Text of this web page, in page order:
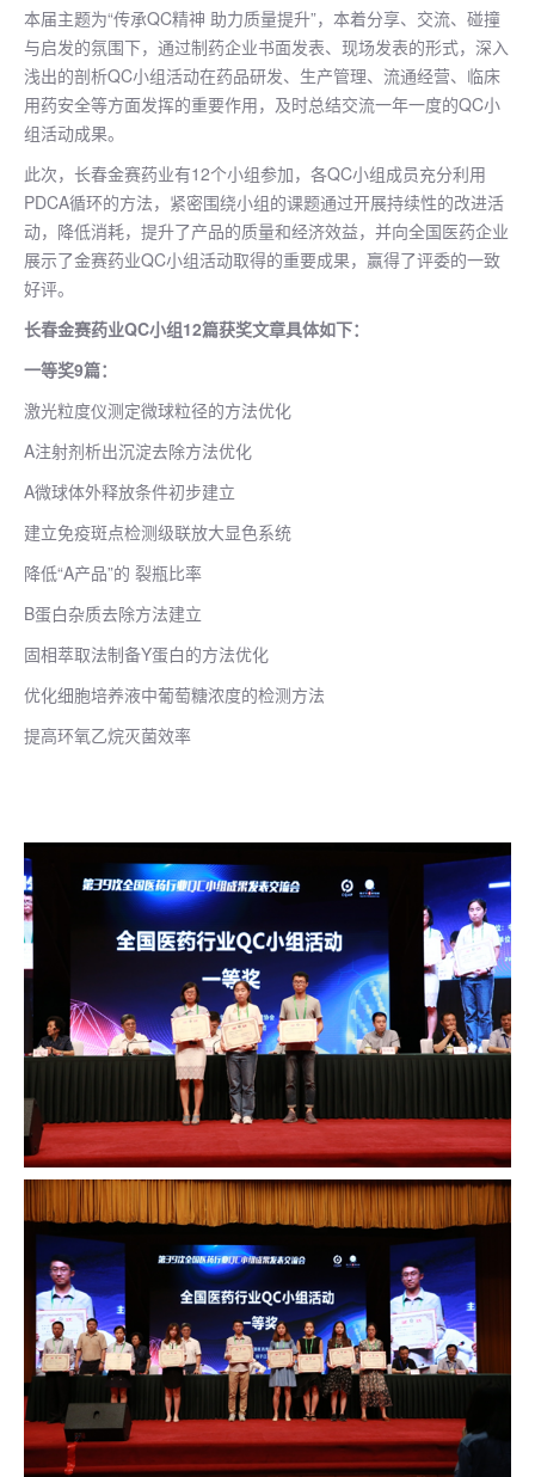
本届主题为“传承QC精神 助力质量提升”，本着分享、交流、碰撞
与启发的氛围下，通过制药企业书面发表、现场发表的形式，深入
浅出的剖析QC小组活动在药品研发、生产管理、流通经营、临床
用药安全等方面发挥的重要作用，及时总结交流一年一度的QC小
组活动成果。
此次，长春金赛药业有12个小组参加，各QC小组成员充分利用
PDCA循环的方法，紧密围绕小组的课题通过开展持续性的改进活
动，降低消耗，提升了产品的质量和经济效益，并向全国医药企业
展示了金赛药业QC小组活动取得的重要成果，赢得了评委的一致
好评。
长春金赛药业QC小组12篇获奖文章具体如下：
一等奖9篇：
激光粒度仪测定微球粒径的方法优化
A注射剂析出沉淀去除方法优化
A微球体外释放条件初步建立
建立免疫斑点检测级联放大显色系统
降低“A产品”的 裂瓶比率
B蛋白杂质去除方法建立
固相萃取法制备Y蛋白的方法优化
优化细胞培养液中葡萄糖浓度的检测方法
提高环氧乙烷灭菌效率